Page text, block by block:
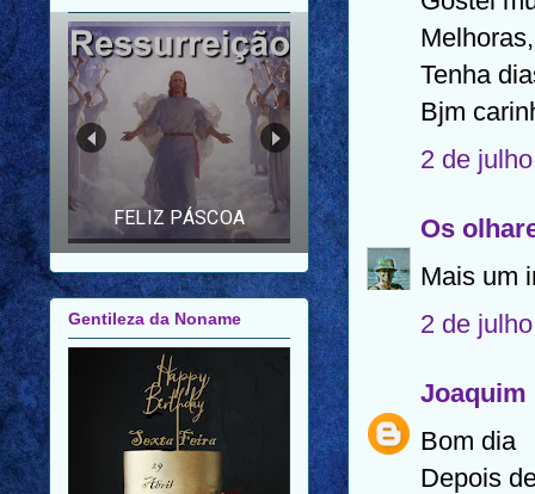
Tenha
Bjm
2 de
Os
Mais um
2 de
Joaquim
Bom dia
Depois
FELIZ ANO NOVO |
FELIZ 2026 |
MENSAGEM PARA
AMIGOS E FAMILIARES